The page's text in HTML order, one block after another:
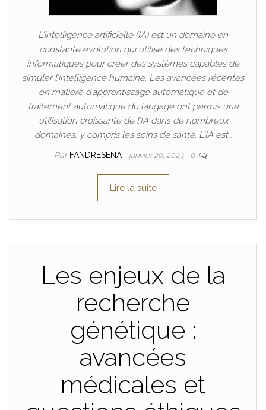
L’intelligence artificielle (IA) est un domaine en
constante évolution qui utilise des techniques
informatiques pour créer des systèmes capables de
simuler l’intelligence humaine. Les avancées récentes
en matière d’apprentissage automatique et de
traitement automatique du langage ont permis une
utilisation croissante de l’IA dans de nombreux
domaines, y compris les soins de santé. L’IA est…
Par FANDRESENA janvier 20, 2023 0
Lire la suite
Les enjeux de la
recherche
génétique :
avancées
médicales et